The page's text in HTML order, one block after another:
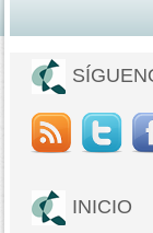
INICIO